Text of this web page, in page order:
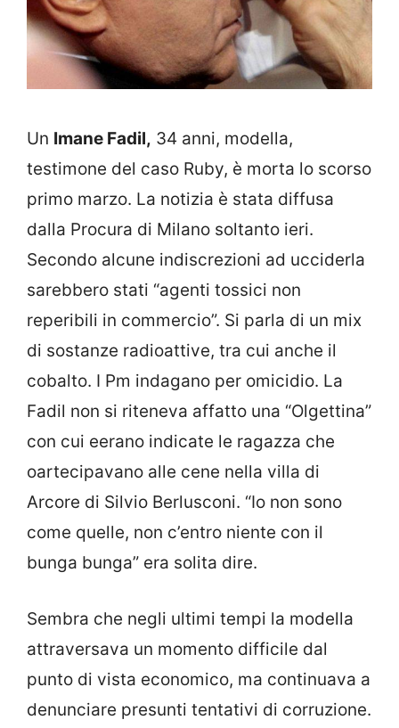
Un Imane Fadil, 34 anni, modella,
testimone del caso Ruby, è morta lo scorso
primo marzo. La notizia è stata diffusa
dalla Procura di Milano soltanto ieri.
Secondo alcune indiscrezioni ad ucciderla
sarebbero stati “agenti tossici non
reperibili in commercio”. Si parla di un mix
di sostanze radioattive, tra cui anche il
cobalto. I Pm indagano per omicidio. La
Fadil non si riteneva affatto una “Olgettina”
con cui eerano indicate le ragazza che
oartecipavano alle cene nella villa di
Arcore di Silvio Berlusconi. “Io non sono
come quelle, non c’entro niente con il
bunga bunga” era solita dire.
Sembra che negli ultimi tempi la modella
attraversava un momento difficile dal
punto di vista economico, ma continuava a
denunciare presunti tentativi di corruzione.